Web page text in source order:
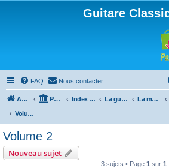
Guitare
FAQ Nous contacter
Accueil Portail Index du forum La guitare : instrument, cours et théorie La méthode à Paulo
Volume 2
Volume 2
Nouveau sujet
3 sujets • Page 1 sur 1